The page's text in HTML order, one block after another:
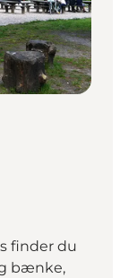
finder du
bænke,